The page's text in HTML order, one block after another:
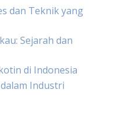
dan Teknik yang
Sejarah dan
di Indonesia
Industri